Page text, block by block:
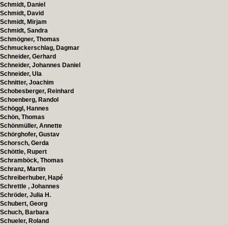
Schmidt, Daniel
Schmidt, David
Schmidt, Mirjam
Schmidt, Sandra
Schmögner, Thomas
Schmuckerschlag, Dagmar
Schneider, Gerhard
Schneider, Johannes Daniel
Schneider, Ula
Schnitter, Joachim
Schobesberger, Reinhard
Schoenberg, Randol
Schöggl, Hannes
Schön, Thomas
Schönmüller, Annette
Schörghofer, Gustav
Schorsch, Gerda
Schöttle, Rupert
Schramböck, Thomas
Schranz, Martin
Schreiberhuber, Hapé
Schrettle , Johannes
Schröder, Julia H.
Schubert, Georg
Schuch, Barbara
Schueler, Roland